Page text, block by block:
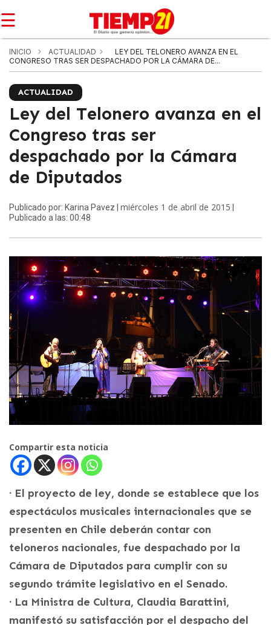
☰
INICIO ACTUALIDAD
LEY DEL TELONERO AVANZA EN EL
CONGRESO TRAS SER DESPACHADO POR LA CÁMARA DE...
ACTUALIDAD
Ley del Telonero avanza en el
Congreso tras ser
despachado por la Cámara
de Diputados
Publicado por: Karina Pavez | miércoles 1 de abril de 2015
Publicado a las: 00:48
Compartir esta noticia
· El proyecto de ley, donde se establece que los
espectáculos musicales internacionales que se
presenten en Chile deberán contar con
teloneros nacionales, fue despachado por la
Cámara de Diputados para cumplir con su
segundo trámite legislativo en el Senado.
· La Ministra de Cultura, Claudia Barattini,
manifestó su satisfacción por el despacho del